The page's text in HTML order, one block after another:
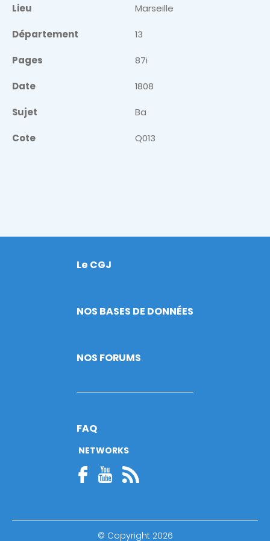
Lieu Marseille
Département 13
Pages 87i
Date 1808
Sujet Ba
Cote Q013
Footer
Le CGJ
NOS BASES DE DONNÉES
NOS FORUMS
FAQ
NETWORKS
© Copyright 2026